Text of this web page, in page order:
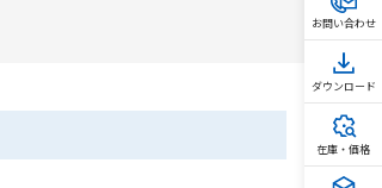
お問い合わせ
ダウンロード
在庫・価格